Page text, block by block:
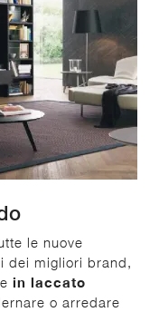
le nuove
dei migliori brand,
in laccato
o arredare